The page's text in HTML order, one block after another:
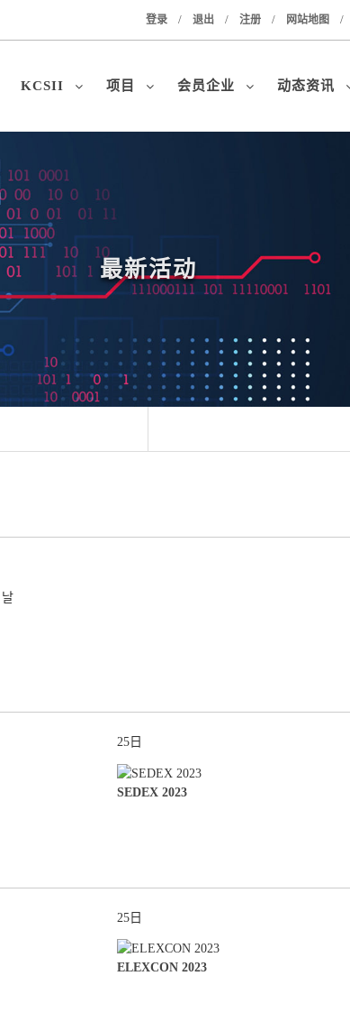
登录 / 退出 / 注册 / 网站地图 /
KCSII 项目 会员企业 动态资讯
最新活动
25日
SEDEX 2023
25日
ELEXCON 2023